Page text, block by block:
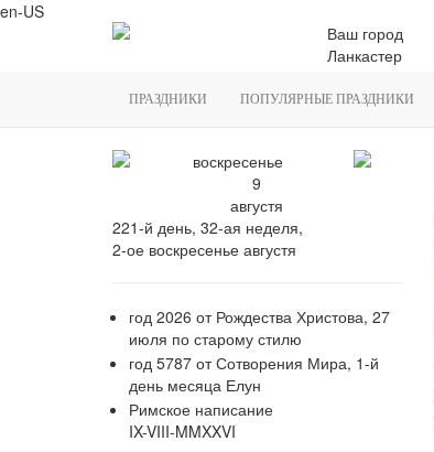
en-US
Ваш город
Ланкастер
ПРАЗДНИКИ ПОПУЛЯРНЫЕ ПРАЗДНИКИ
воскресенье
9
августя
221-й день, 32-ая неделя,
2-ое воскресенье августя
год 2026 от Рождества Христова, 27
июля по старому стилю
год 5787 от Сотворения Мира, 1-й
день месяца Елун
Римское написание
IX-VIII-MMXXVI